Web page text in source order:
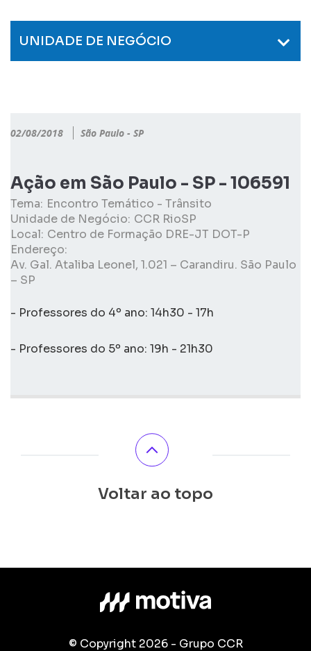
UNIDADE DE NEGÓCIO
02/08/2018 São Paulo - SP
Ação em São Paulo - SP - 106591
Tema: Encontro Temático - Trânsito
Unidade de Negócio: CCR RioSP
Local: Centro de Formação DRE-JT DOT-P
Endereço:
Av. Gal. Ataliba Leonel, 1.021 – Carandiru. São Paulo
– SP
- Professores do 4º ano: 14h30 - 17h
- Professores do 5º ano: 19h - 21h30
Voltar ao topo
© Copyright 2026 - Grupo CCR